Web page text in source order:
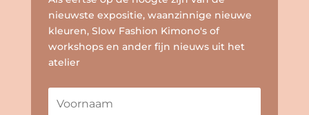
nieuwste expositie, waanzinnige nieuwe
kleuren, Slow Fashion Kimono's of
workshops en ander fijn nieuws uit het
atelier